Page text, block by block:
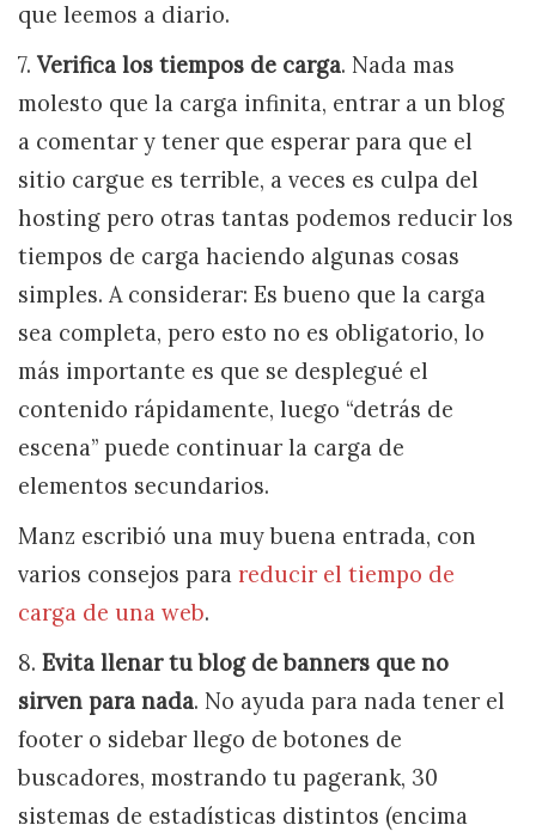
que leemos a diario.
7. Verifica los tiempos de carga. Nada mas
molesto que la carga infinita, entrar a un blog
a comentar y tener que esperar para que el
sitio cargue es terrible, a veces es culpa del
hosting pero otras tantas podemos reducir los
tiempos de carga haciendo algunas cosas
simples. A considerar: Es bueno que la carga
sea completa, pero esto no es obligatorio, lo
más importante es que se desplegué el
contenido rápidamente, luego “detrás de
escena” puede continuar la carga de
elementos secundarios.
Manz escribió una muy buena entrada, con
varios consejos para reducir el tiempo de
carga de una web.
8. Evita llenar tu blog de banners que no
sirven para nada. No ayuda para nada tener el
footer o sidebar llego de botones de
buscadores, mostrando tu pagerank, 30
sistemas de estadísticas distintos (encima